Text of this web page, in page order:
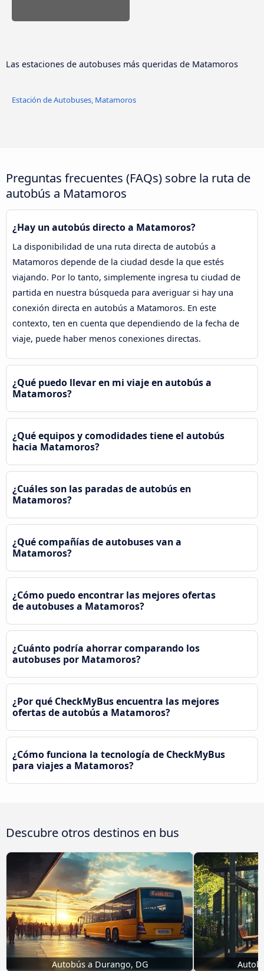
Las estaciones de autobuses más queridas de Matamoros
Estación de Autobuses, Matamoros
Preguntas frecuentes (FAQs) sobre la ruta de
autobús a Matamoros
¿Hay un autobús directo a Matamoros?
La disponibilidad de una ruta directa de autobús a
Matamoros depende de la ciudad desde la que estés
viajando. Por lo tanto, simplemente ingresa tu ciudad de
partida en nuestra búsqueda para averiguar si hay una
conexión directa en autobús a Matamoros. En este
contexto, ten en cuenta que dependiendo de la fecha de
viaje, puede haber menos conexiones directas.
¿Qué puedo llevar en mi viaje en autobús a
Matamoros?
¿Qué equipos y comodidades tiene el autobús
hacia Matamoros?
¿Cuáles son las paradas de autobús en
Matamoros?
¿Qué compañías de autobuses van a
Matamoros?
¿Cómo puedo encontrar las mejores ofertas
de autobuses a Matamoros?
¿Cuánto podría ahorrar comparando los
autobuses por Matamoros?
¿Por qué CheckMyBus encuentra las mejores
ofertas de autobús a Matamoros?
¿Cómo funciona la tecnología de CheckMyBus
para viajes a Matamoros?
Descubre otros destinos en bus
Autobús a Durango, DG